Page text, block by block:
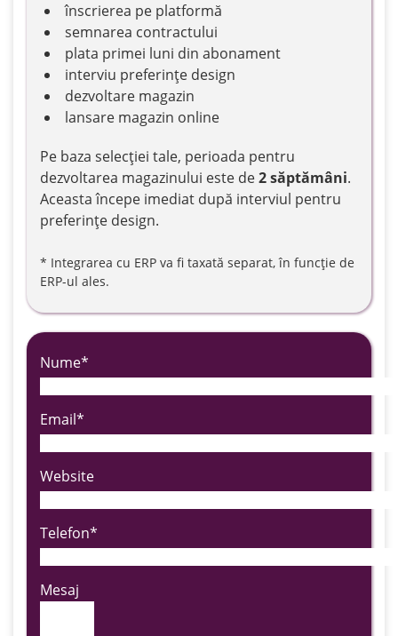
de
Comunicare
înscrierea pe platformă
semnarea contractului
plata primei luni din abonament
interviu preferințe design
dezvoltare magazin
lansare magazin online
Pe baza selecției tale, perioada pentru
dezvoltarea magazinului este de2 săptămâni.
Aceasta începe imediat după interviul pentru
preferințe design.
* Integrarea cu ERP va fi taxată separat,în funcție de
ERP-ul ales.
Nume*
Email*
Website
Telefon*
Mesaj